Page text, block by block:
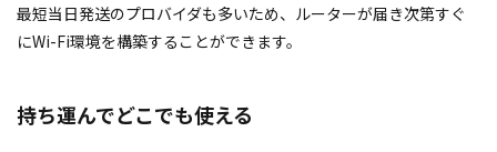
最短当日発送のプロバイダも多いため、ルーターが届き次第すぐ
にWi-Fi環境を構築することができます。
持ち運んでどこでも使える